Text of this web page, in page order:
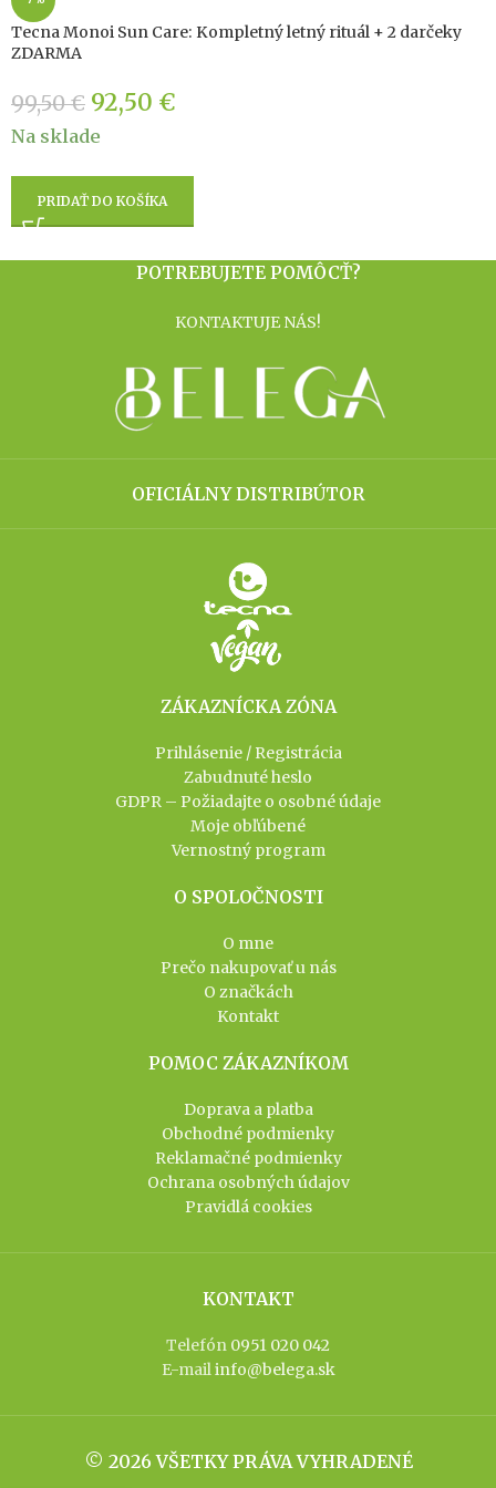
Tecna Monoi Sun Care: Kompletný letný rituál + 2 darčeky
ZDARMA
99,50€ 92,50 €
Na sklade
PRIDAŤ DO KOŠÍKA
POTREBUJETE POMÔCŤ?
KONTAKTUJE NÁS!
OFICIÁLNY DISTRIBÚTOR
ZÁKAZNÍCKA ZÓNA
Prihlásenie / Registrácia
Zabudnuté heslo
GDPR – Požiadajte o osobné údaje
Moje obľúbené
Vernostný program
O SPOLOČNOSTI
O mne
Prečo nakupovať u nás
O značkách
Kontakt
POMOC ZÁKAZNÍKOM
Doprava a platba
Obchodné podmienky
Reklamačné podmienky
Ochrana osobných údajov
Pravidlá cookies
KONTAKT
Telefón 0951 020 042
E-mailinfo@belega.sk
© 2026 VŠETKY PRÁVA VYHRADENÉ